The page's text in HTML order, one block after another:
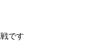
です